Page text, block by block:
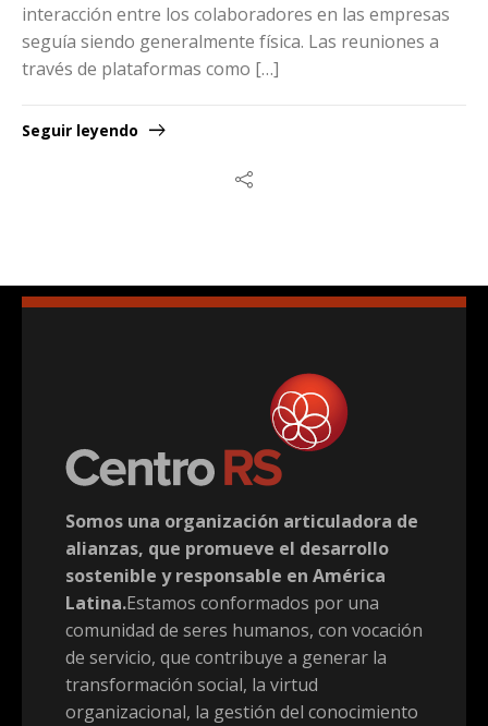
interacción entre los colaboradores en las empresas
seguía siendo generalmente física. Las reuniones a
través de plataformas como […]
Seguir leyendo
Somos una organización articuladora de
alianzas, que promueve el desarrollo
sostenible y responsable en América
Latina.Estamos conformados por una
comunidad de seres humanos, con vocación
de servicio, que contribuye a generar la
transformación social, la virtud
organizacional, la gestión del conocimiento